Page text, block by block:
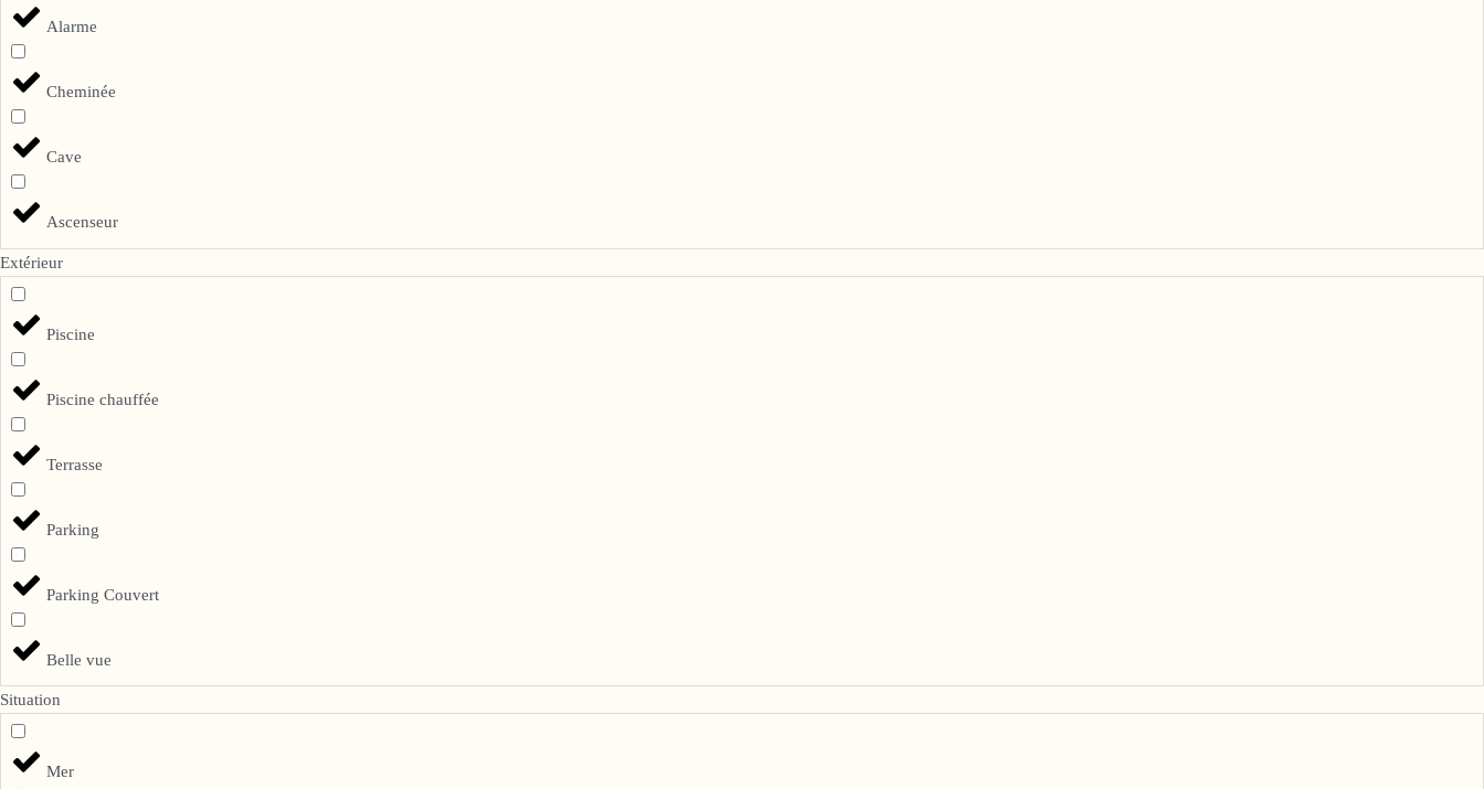
Alarme
Cheminée
Cave
Ascenseur
Extérieur
Piscine
Piscine chauffée
Terrasse
Parking
Parking Couvert
Belle vue
Situation
Mer